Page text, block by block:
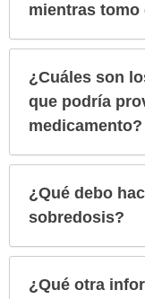
mientras tomo
¿Cuáles son
que podría
medicamento?
¿Qué debo
sobredosis?
¿Qué otra